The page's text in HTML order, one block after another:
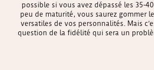
possible si vous avez dépassé les 35-
peu de maturité, vous saurez gommer
versatiles de vos personnalités. Mais
question de la fidélité qui sera un